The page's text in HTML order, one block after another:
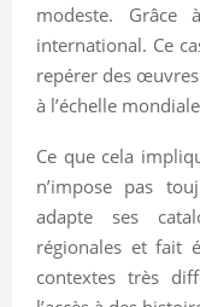
modeste. Grâce
international. Ce
repérer des
à l’échelle
Ce que cela
n’impose pas
adapte ses
régionales et fait
contextes très